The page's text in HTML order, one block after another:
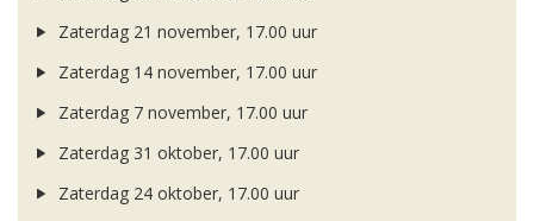
Zaterdag 21 november, 17.00 uur
Zaterdag 14 november, 17.00 uur
Zaterdag 7 november, 17.00 uur
Zaterdag 31 oktober, 17.00 uur
Zaterdag 24 oktober, 17.00 uur